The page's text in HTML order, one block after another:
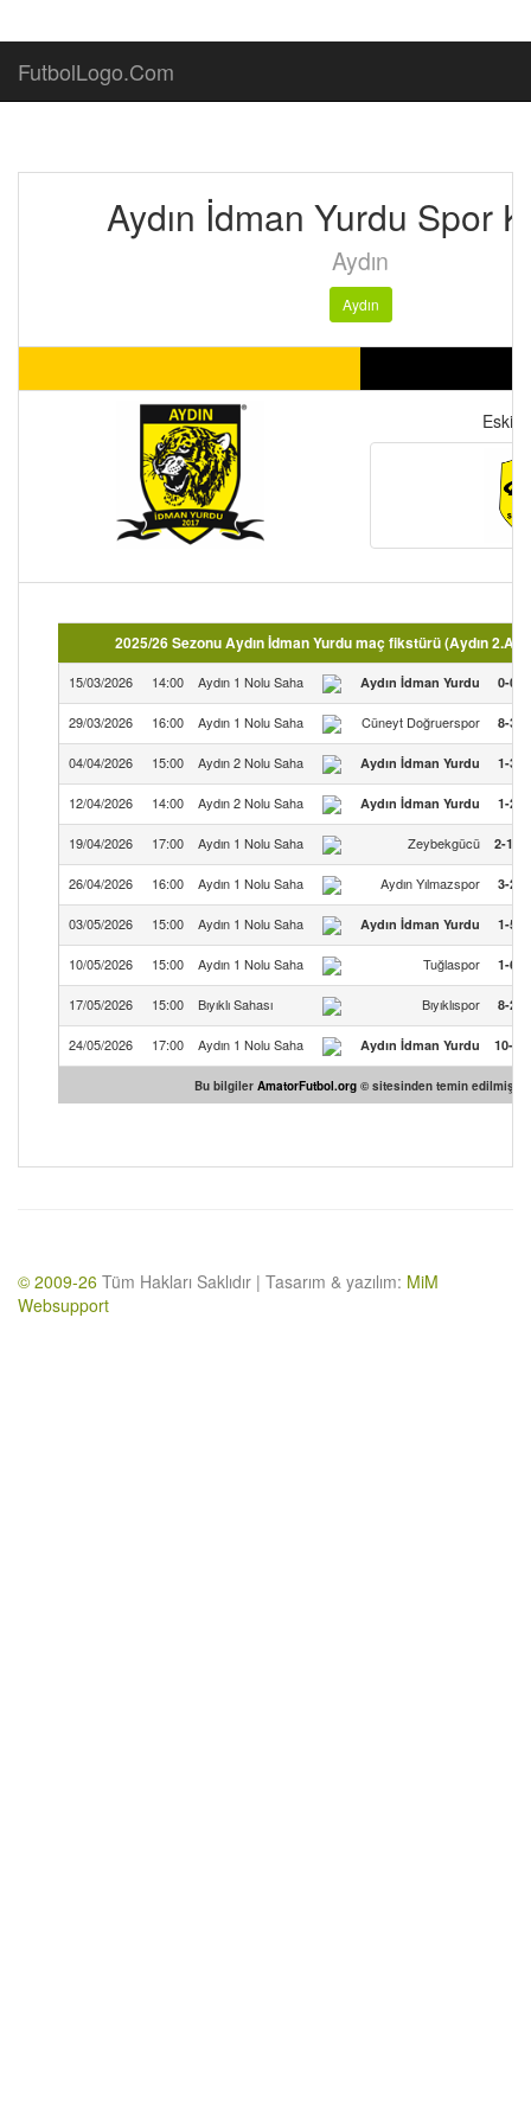
FutbolLogo.Com
Aydın İdman Yurdu Spor
Aydın
Aydın
Eski
2025/26 Sezonu Aydın İdman Yurdu maç fikstürü (Aydın
15/03/2026 14:00 Aydın 1 Nolu Saha Aydın İdman Yurdu 0-0
29/03/2026 16:00 Aydın 1 Nolu Saha Cüneyt Doğruerspor 8-3
04/04/2026 15:00 Aydın 2 Nolu Saha Aydın İdman Yurdu 1-3
12/04/2026 14:00 Aydın 2 Nolu Saha Aydın İdman Yurdu 1-2
19/04/2026 17:00 Aydın 1 Nolu Saha Zeybekgücü 2-10
26/04/2026 16:00 Aydın 1 Nolu Saha Aydın Yılmazspor 3-2
03/05/2026 15:00 Aydın 1 Nolu Saha Aydın İdman Yurdu 1-5
10/05/2026 15:00 Aydın 1 Nolu Saha Tuğlaspor 1-6
17/05/2026 15:00 Bıyıklı Sahası Bıyıklıspor 8-2
24/05/2026 17:00 Aydın 1 Nolu Saha Aydın İdman Yurdu 10-2
Bu bilgiler AmatorFutbol.org© sitesinden temin edilmiştir.
© 2009-26 Tüm Hakları Saklıdır | Tasarım & yazılım: MiM
Websupport